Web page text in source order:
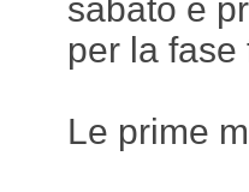
sabato e
per la
Le prime